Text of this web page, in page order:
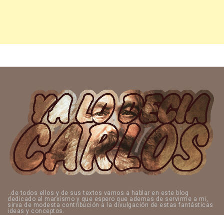
..de todos ellos y de sus textos vamos a hablar en este blog
dedicado al marxismo y que espero que ademas de servirme a mi,
sirva de modesta contribución a la divulgación de estas fantásticas
ideas y conceptos.